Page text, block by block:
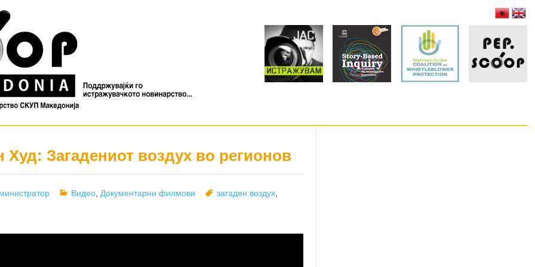
Худ: Загадениот воздух во регионов
Categories
Видео Документарни филмови Tags
загаден воздух